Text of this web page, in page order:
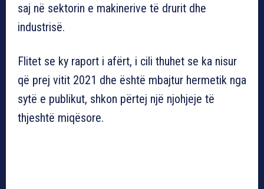
saj në sektorin e makinerive të drurit dhe
industrisë.
Flitet se ky raport i afërt, i cili thuhet se ka nisur
që prej vitit 2021 dhe është mbajtur hermetik nga
sytë e publikut, shkon përtej një njohjeje të
thjeshtë miqësore.